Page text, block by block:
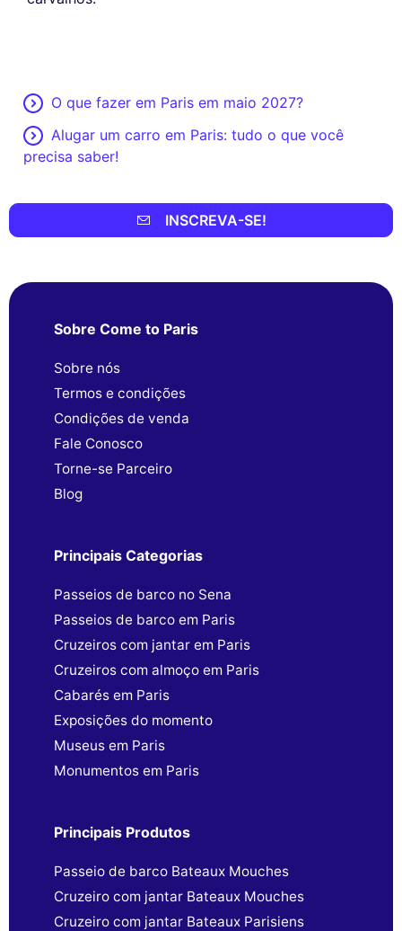
O que fazer em Paris em maio 2027?
Alugar um carro em Paris: tudo o que você
precisa saber!
INSCREVA-SE!
Sobre Come to Paris
Sobre nós
Termos e condições
Condições de venda
Fale Conosco
Torne-se Parceiro
Blog
Principais Categorias
Passeios de barco no Sena
Passeios de barco em Paris
Cruzeiros com jantar em Paris
Cruzeiros com almoço em Paris
Cabarés em Paris
Exposições do momento
Museus em Paris
Monumentos em Paris
Principais Produtos
Passeio de barco Bateaux Mouches
Cruzeiro com jantar Bateaux Mouches
Cruzeiro com jantar Bateaux Parisiens